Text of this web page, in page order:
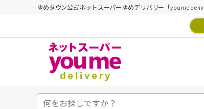
ゆめタウン公式ネットスーパーゆめデリバリー「youme